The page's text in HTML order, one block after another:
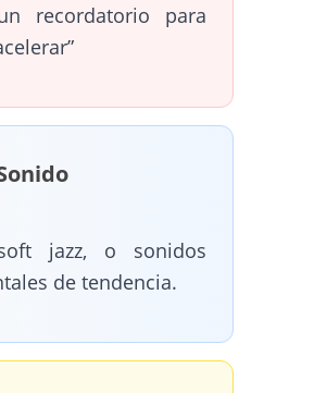
recordatorio para
jazz, o sonidos
de tendencia.